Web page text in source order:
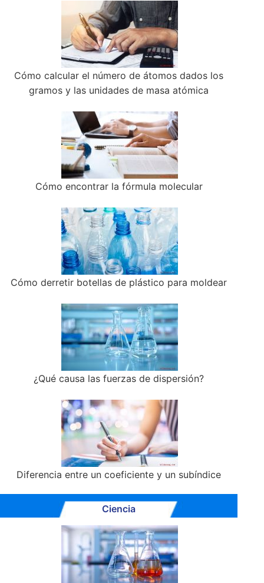
Cómo calcular el número de átomos dados los
gramos y las unidades de masa atómica
Cómo encontrar la fórmula molecular
Cómo derretir botellas de plástico para moldear
¿Qué causa las fuerzas de dispersión?
Diferencia entre un coeficiente y un subíndice
Ciencia